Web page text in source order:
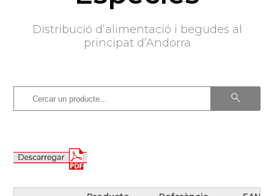
Distribució d’alimentació i begudes al
principat d’Andorra